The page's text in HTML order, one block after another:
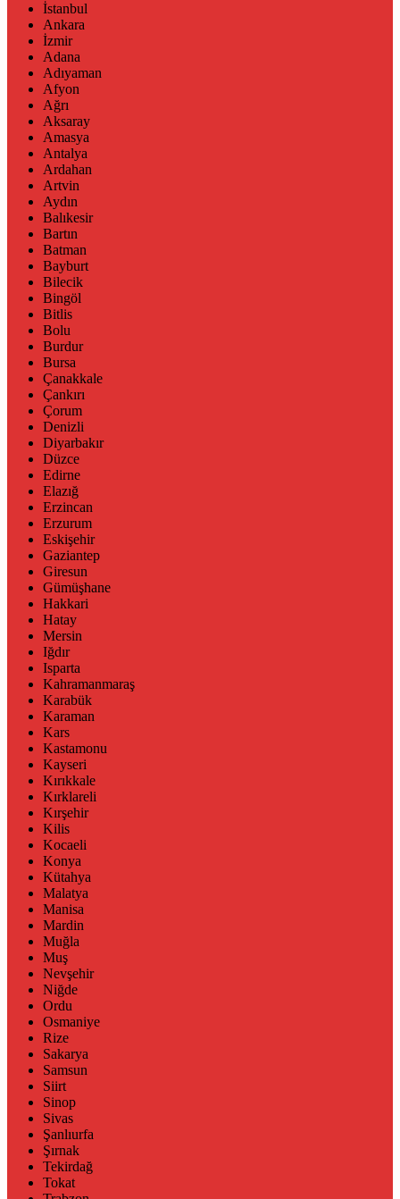
İstanbul
Ankara
İzmir
Adana
Adıyaman
Afyon
Ağrı
Aksaray
Amasya
Antalya
Ardahan
Artvin
Aydın
Balıkesir
Bartın
Batman
Bayburt
Bilecik
Bingöl
Bitlis
Bolu
Burdur
Bursa
Çanakkale
Çankırı
Çorum
Denizli
Diyarbakır
Düzce
Edirne
Elazığ
Erzincan
Erzurum
Eskişehir
Gaziantep
Giresun
Gümüşhane
Hakkari
Hatay
Mersin
Iğdır
Isparta
Kahramanmaraş
Karabük
Karaman
Kars
Kastamonu
Kayseri
Kırıkkale
Kırklareli
Kırşehir
Kilis
Kocaeli
Konya
Kütahya
Malatya
Manisa
Mardin
Muğla
Muş
Nevşehir
Niğde
Ordu
Osmaniye
Rize
Sakarya
Samsun
Siirt
Sinop
Sivas
Şanlıurfa
Şırnak
Tekirdağ
Tokat